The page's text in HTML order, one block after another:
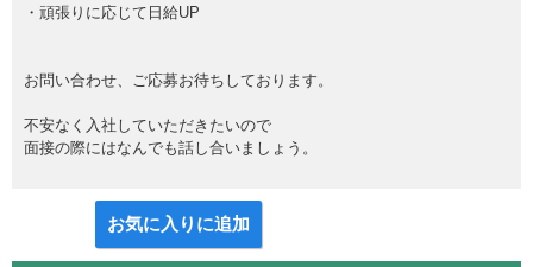
・頑張りに応じて日給UP
お問い合わせ、ご応募お待ちしております。
不安なく入社していただきたいので
面接の際にはなんでも話し合いましょう。
お気に入りに追加